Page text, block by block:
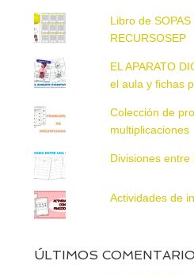
Libro de
RECURSOSEP
EL APARATO
el aula y fichas
Colección de
multiplicaciones
Divisiones entre
Actividades de
ÚLTIMOS